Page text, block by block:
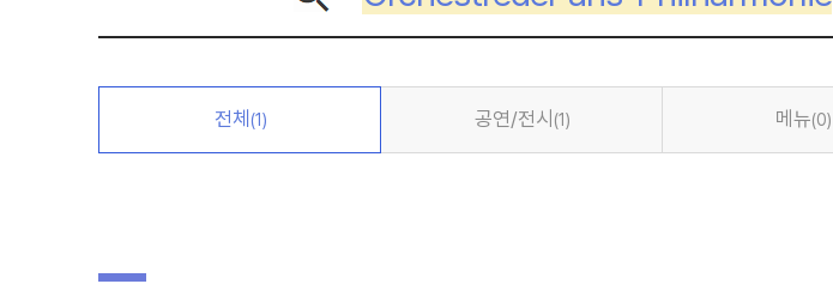
전체 (1) 공연/전시 (1) 메뉴(0)